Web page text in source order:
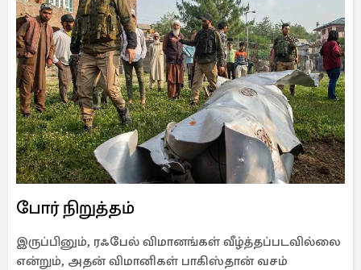
போர் நிறுத்தம்
இருப்பினும், ரஃபேல் விமானங்கள் வீழ்த்தப்படவில்லை
என்றும், அதன் விமானிகள் பாகிஸ்தான் வசம்